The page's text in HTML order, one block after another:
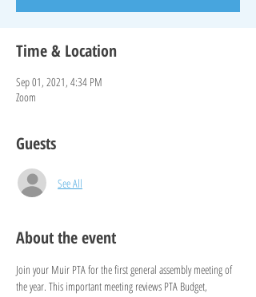
Time & Location
Sep 01, 2021, 4:34 PM
Zoom
Guests
See All
About the event
Join your Muir PTA for the first general assembly meeting of
the year. This important meeting reviews PTA Budget,